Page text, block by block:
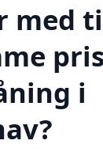
med
i